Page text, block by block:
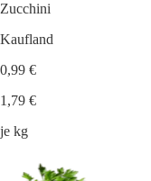
Zucchini
Kaufland
0,99 €
1,79 €
je kg